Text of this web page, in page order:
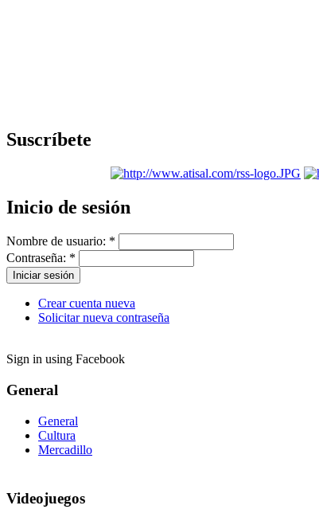
Suscríbete
Inicio de sesión
Nombre de usuario: *
Contraseña: *
Crear cuenta nueva
Solicitar nueva contraseña
Sign in using Facebook
General
General
Cultura
Mercadillo
Videojuegos